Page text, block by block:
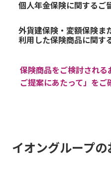
レット」、ご契約に際し
要」、「注意喚起情報」
さい。
りません。また、預金保
生命保険はイオン銀行を
の商品であり、契約の主
す。
イオン銀行がお客さまに
約のしおり・約款」、「
さい。
損害保険は預金ではない
の商品であり、契約の主
ます。
お客さまのお申込みの有
み、取扱いしております。
ームページにて「商品詳細」
款」、「契約概要」、「注
ありません。また、預金保
少額短期保険はイオン銀行
業はこの制度の対象外となっ
個人年金保険に関するご
個人年金保険のご加入のご検
フレット」ご契約に際して
「注意喚起情報」）」等の
変額個人年金保険は、国内
受取りになる円換算後の保険
外貨建保険・変額保険ま
利用した保険商品に関す
ご検討にあたっては、「商
ての重要事項を記載した「
戻金額・積立金額・将来の年
保険商品をご検討される
ご提案にあたって」をご
イオングループ